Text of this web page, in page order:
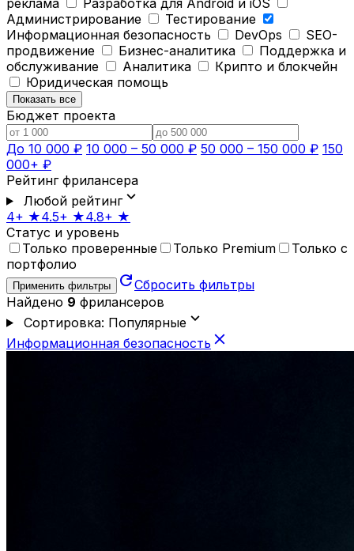
Администрирование
Тестирование
Информационная безопасность
DevOps
SEO-
продвижение
Бизнес-аналитика
Поддержка и
обслуживание
Аналитика
Крипто и блокчейн
Юридическая помощь
Показать все
Бюджет проекта
До 10 000 ₽ 10 000 – 50 000 ₽ 50 000 – 150 000 ₽ 150
000+ ₽
Рейтинг фрилансера
Любой рейтингexpand_more
4+ ★4.5+ ★4.8+ ★
Статус и уровень
Только проверенные
Только Premium
Только с
портфолио
Применить фильтры refreshСбросить фильтры
Найдено 9 фрилансеров
Сортировка: Популярныеexpand_more
Информационная безопасность close